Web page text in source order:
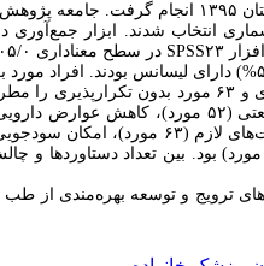
این مطالعه مقطعی با برگزاری ۱۶ پانل خبرگان در
سرشماری انتخاب شدند. ابزار
SPSS۲۳ در سطح معناداری ۰۵/۰
تکرارپذیری و ۴۱ مورد بدون تکرارپذیری، ۴۱۵ مورد چالش­ با
بودن سطح آگاهی پزشکان (۳۸ مورد)، عدم استقبال پزشکان (۲۴
ترویج و توسعه بهره­‌مندی از طب